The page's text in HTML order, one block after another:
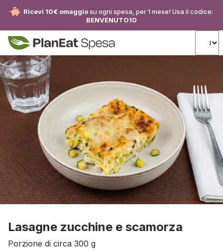
Ricevi 10€ omaggiosu ogni spesa, per 1 mese! Usa il codice:
BENVENUTO10
Lasagne zucchine e scamorza
Porzione di circa 300 g